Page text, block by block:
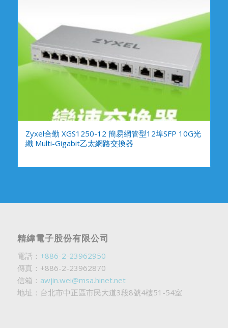
Zyxel合勤 XGS1250-12 簡易網管型12埠SFP 10G光
纖 Multi-Gigabit乙太網路交換器
精緯電子股份有限公司
電話： +886-2-23962950
傳真：+886-2-23962870
信箱： awjin.wei@msa.hinet.net
地址：台北市中正區市民大道3段8號4樓51-54室